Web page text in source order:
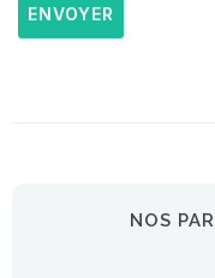
ENVOYER
NOS